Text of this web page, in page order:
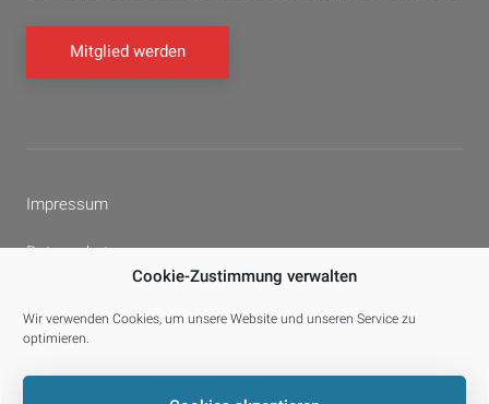
Cookie-Zustimmung verwalten
Wir verwenden Cookies, um unsere Website und unseren Service zu
optimieren.
Mitglied werden
Impressum
Datenschutz